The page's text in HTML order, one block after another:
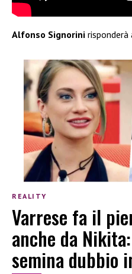
Alfonso Signorini risponderà
REALITY
Varrese fa il
anche da
semina dubbio